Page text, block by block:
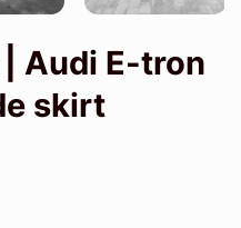
Audi E-tron
skirt